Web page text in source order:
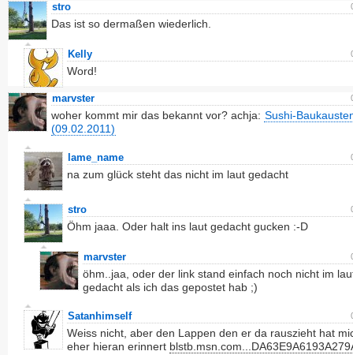
stro
Das ist so dermaßen wiederlich.
Kelly
Word!
marvster
woher kommt mir das bekannt vor? achja: Sushi-
(09.02.2011)
lame_name
na zum glück steht das nicht im laut gedacht
stro
Öhm jaaa. Oder halt ins laut gedacht gucken :-D
marvster
öhm..jaa, oder der link stand einfach noch nicht im
gedacht als ich das gepostet hab ;)
Satanhimself
Weiss nicht, aber den Lappen den er da rauszieht hat
eher hieran erinnert